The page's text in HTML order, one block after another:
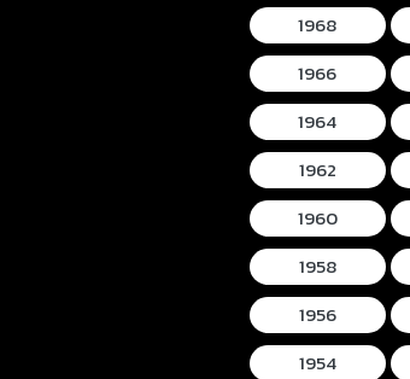
1968
1966
1964
1962
1960
1958
1956
1954